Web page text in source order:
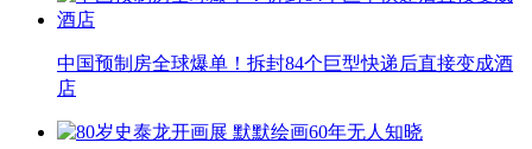
中国预制房全球爆单！拆封84个巨型快递后直接变成酒
店